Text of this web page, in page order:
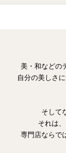
美・和などの
自分の美しさ
そして
それは
専門店ならで